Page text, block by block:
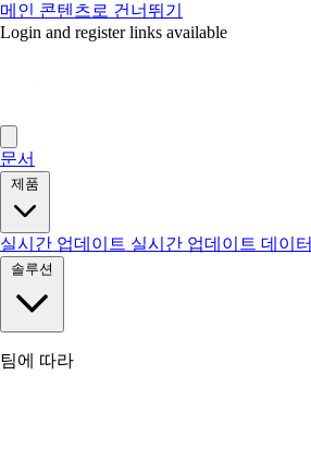
메인 콘텐츠로 건너뛰기
Login and register links available
문서
제품
실시간 업데이트 실시간 업데이트 데이터
솔루션
팀에 따라